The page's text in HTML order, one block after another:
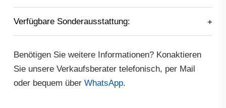
Verfügbare Sonderausstattung:
Benötigen Sie weitere Informationen? Konaktieren
Sie unsere Verkaufsberater telefonisch, per Mail
oder bequem über WhatsApp.